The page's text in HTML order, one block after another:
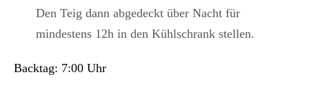
Den Teig dann abgedeckt über Nacht für
mindestens 12h in den Kühlschrank stellen.
Backtag: 7:00 Uhr